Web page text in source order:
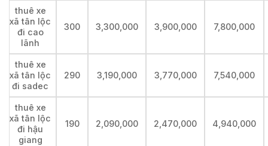
thuê xe
xã tân lộc
đi cao
lãnh
300 3,300,000 3,900,000 7,800,000
thuê xe
xã tân lộc
đi sadec
290 3,190,000 3,770,000 7,540,000
thuê xe
xã tân lộc
đi hậu
giang
190 2,090,000 2,470,000 4,940,000